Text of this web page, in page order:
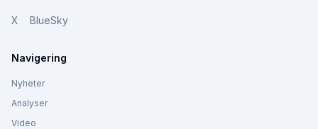
X BlueSky
Navigering
Nyheter
Analyser
Video